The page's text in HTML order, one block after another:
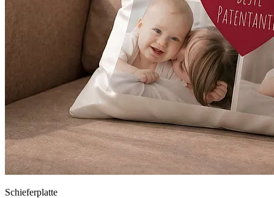
Schieferplatte